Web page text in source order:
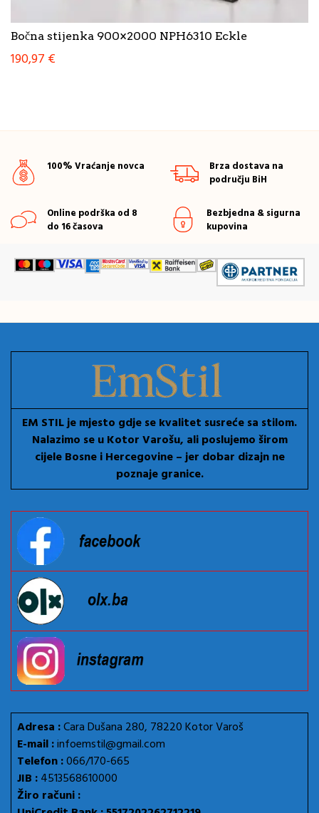
Bočna stijenka 900×2000 NPH6310 Eckle
190,97 €
100% Vraćanje novca
Brza dostava na
području BiH
Online podrška od 8
do 16 časova
Bezbjedna & sigurna
kupovina
EM STIL je mjesto gdje se kvalitet susreće sa stilom.
Nalazimo se u Kotor Varošu, ali poslujemo širom
cijele Bosne i Hercegovine – jer dobar dizajn ne
poznaje granice.
Adresa :Cara Dušana 280, 78220 Kotor Varoš
E-mail :infoemstil@gmail.com
Telefon :066/170-665
JIB :4513568610000
Žiro računi :